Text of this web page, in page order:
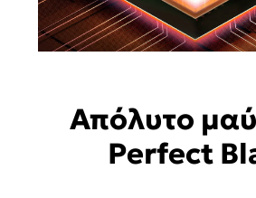
Απόλυτο
Perfect